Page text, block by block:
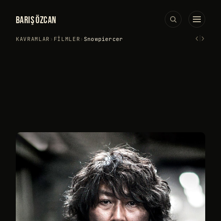
BARIŞ ÖZCAN
KAVRAMLAR › FILMLER › Snowpiercer ‹›